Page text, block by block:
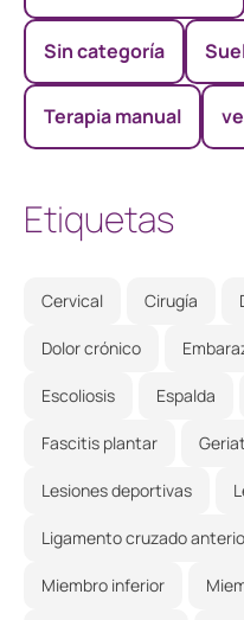
Sin categoría
Terapia manual
Etiquetas
Cervical Cirugía
Dolor crónico
Escoliosis Espalda
Fascitis plantar
Lesiones deportivas
Ligamento cruzado
Miembro inferior